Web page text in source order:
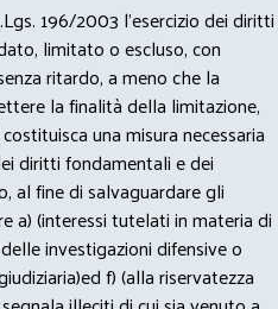
196/2003 l’esercizio dei diritti
limitato o escluso, con
ritardo, a meno che la
la finalità della limitazione,
una misura necessaria
diritti fondamentali e dei
al fine di salvaguardare gli
a) (interessi tutelati in materia di
investigazioni difensive o
f) (alla riservatezza